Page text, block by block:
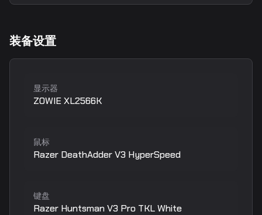
装备设置
显示器
ZOWIE XL2566K
鼠标
Razer DeathAdder V3 HyperSpeed
键盘
Razer Huntsman V3 Pro TKL White